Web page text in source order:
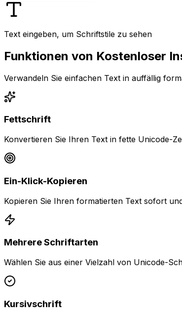
Text eingeben, um Schriftstile zu sehen
Funktionen von Kostenloser
Verwandeln Sie einfachen Text in auffällig
Fettschrift
Konvertieren Sie Ihren Text in fette Unicode-
Ein-Klick-Kopieren
Kopieren Sie Ihren formatierten Text sofort
Mehrere Schriftarten
Wählen Sie aus einer Vielzahl von Unicode-
Kursivschrift